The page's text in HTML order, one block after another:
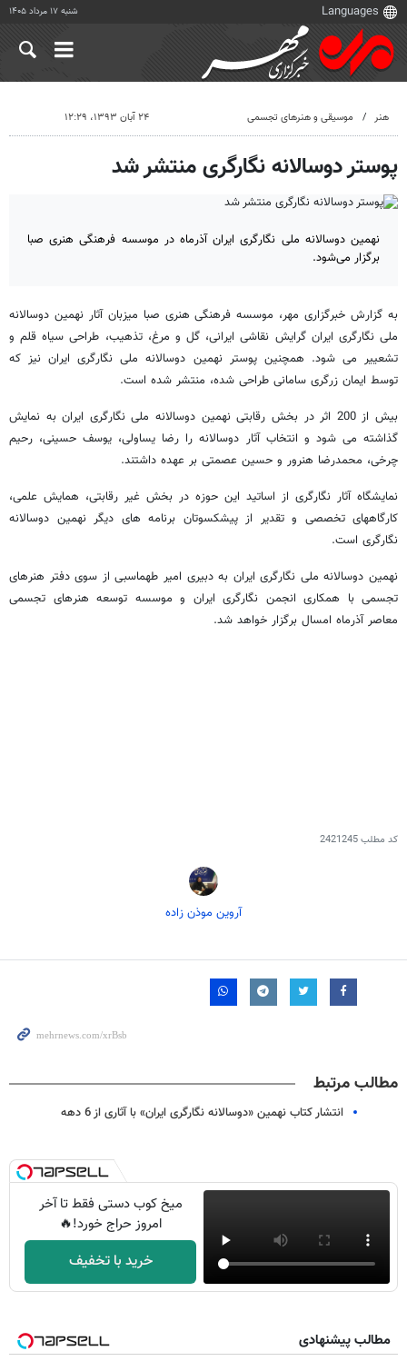
شنبه ۱۷ مرداد ۱۴۰۵
هنر موسیقی و هنرهای تجسمی ۲۴ آبان ۱۳۹۳، ۱۲:۲۹
پوستر دوسالانه نگارگری منتشر شد
نهمين دوسالانه ملی نگارگری ايران آذرماه در موسسه فرهنگی هنری صبا
برگزار می‌شود.
به گزارش خبرگزاری مهر، موسسه فرهنگی هنری صبا میزبان آثار نهمین دوسالانه
ملی نگارگری ایران گرایش نقاشی ایرانی، گل و مرغ، تذهیب، طراحی سیاه قلم و
تشعییر می شود. همچنین پوستر نهمین دوسالانه ملی نگارگری ایران نیز كه
توسط ایمان زرگری سامانی طراحی شده، منتشر شده است.
بیش از 200 اثر در بخش رقابتی نهمین دوسالانه ملی نگارگری ایران به نمایش
گذاشته می شود و انتخاب آثار دوسالانه را رضا یساولی، یوسف حسینی، رحیم
چرخی، محمدرضا هنرور و حسین عصمتی بر عهده داشتند.
نمایشگاه آثار نگارگری از اساتید این حوزه در بخش غیر رقابتی، همایش علمی،
كارگاههای تخصصی و تقدیر از پیشكسوتان برنامه های دیگر نهمین دوسالانه
نگارگری است.
نهمین دوسالانه ملی نگارگری ایران به دبیری امیر طهماسبی از سوی دفتر هنرهای
تجسمی با همكاری انجمن نگارگری ایران و موسسه توسعه هنرهای تجسمی
معاصر آذرماه امسال برگزار خواهد شد.
کد مطلب2421245
آروین موذن زاده
مطالب مرتبط
انتشار کتاب نهمین «دوسالانه نگارگری ایران» با آثاری از 6 دهه
میخ کوب دستی فقط تا آخر
امروز حراج خورد!🔥
خرید با تخفیف
مطالب پیشنهادی